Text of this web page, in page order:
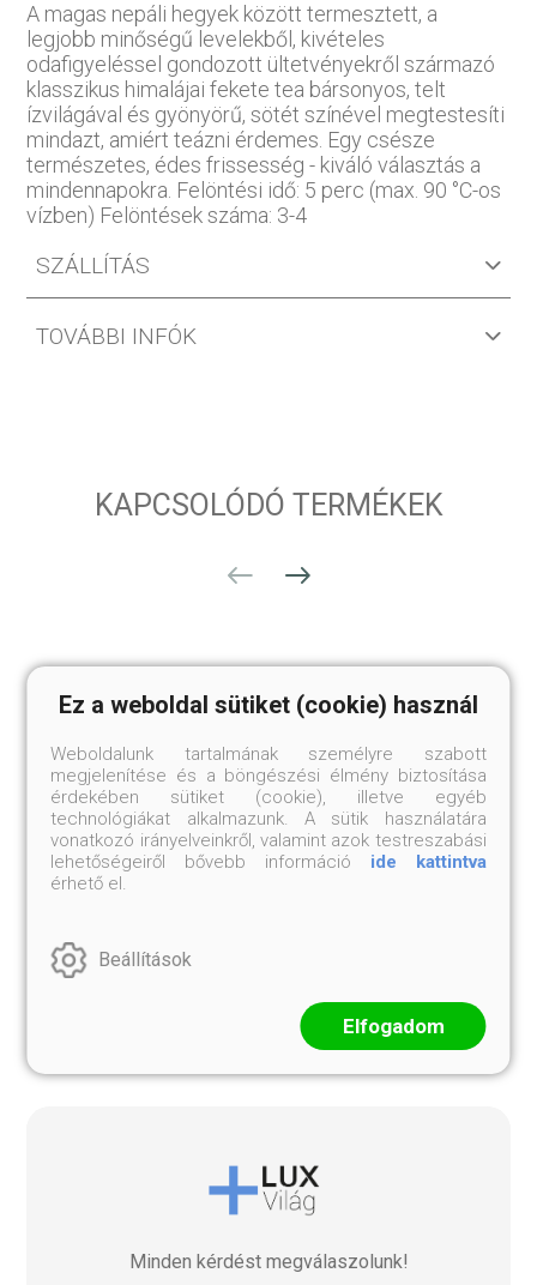
A magas nepáli hegyek között termesztett, a
legjobb minőségű levelekből, kivételes
odafigyeléssel gondozott ültetvényekről származó
klasszikus himalájai fekete tea bársonyos, telt
ízvilágával és gyönyörű, sötét színével megtestesíti
mindazt, amiért teázni érdemes. Egy csésze
természetes, édes frissesség - kiváló választás a
mindennapokra. Felöntési idő: 5 perc (max. 90 °C-os
vízben) Felöntések száma: 3-4
SZÁLLÍTÁS
TOVÁBBI INFÓK
KAPCSOLÓDÓ TERMÉKEK
75 gramm
Minden kérdést megválaszolunk!
Ez a weboldal sütiket (cookie) használ
Weboldalunk tartalmának személyre szabott
megjelenítése és a böngészési élmény biztosítása
érdekében sütiket (cookie), illetve egyéb
technológiákat alkalmazunk. A sütik használatára
vonatkozó irányelveinkről, valamint azok testreszabási
lehetőségeiről bővebb információ ide kattintva
érhető el.
Beállítások
Elfogadom